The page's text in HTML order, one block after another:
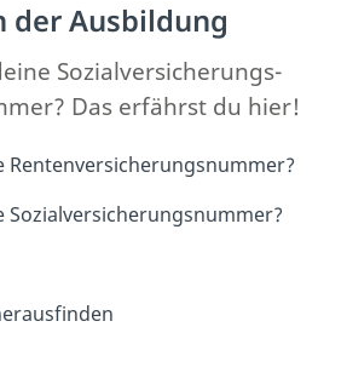
der Ausbildung
Sozialversicherungs-
Das erfährst du hier!
Rentenversicherungsnummer?
Sozialversicherungsnummer?